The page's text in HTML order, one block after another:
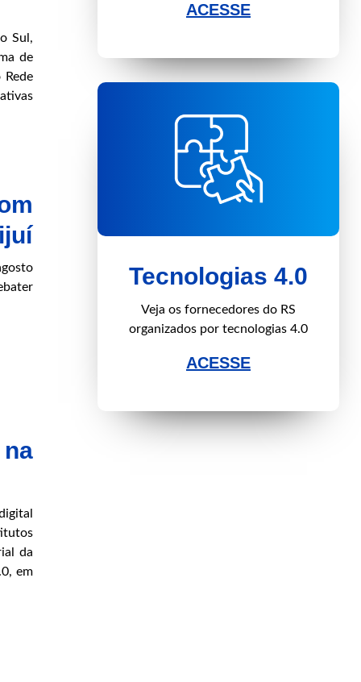
Sul,
de
da
em
ACESSE
Tecnologias 4.0
Veja os fornecedores do RS
organizados por tecnologias 4.0
ACESSE